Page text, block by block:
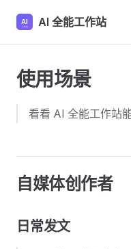
Skip to content
AI 全能工作站
使用场景
看看 AI 全能工作站
自媒体创作者
日常发文